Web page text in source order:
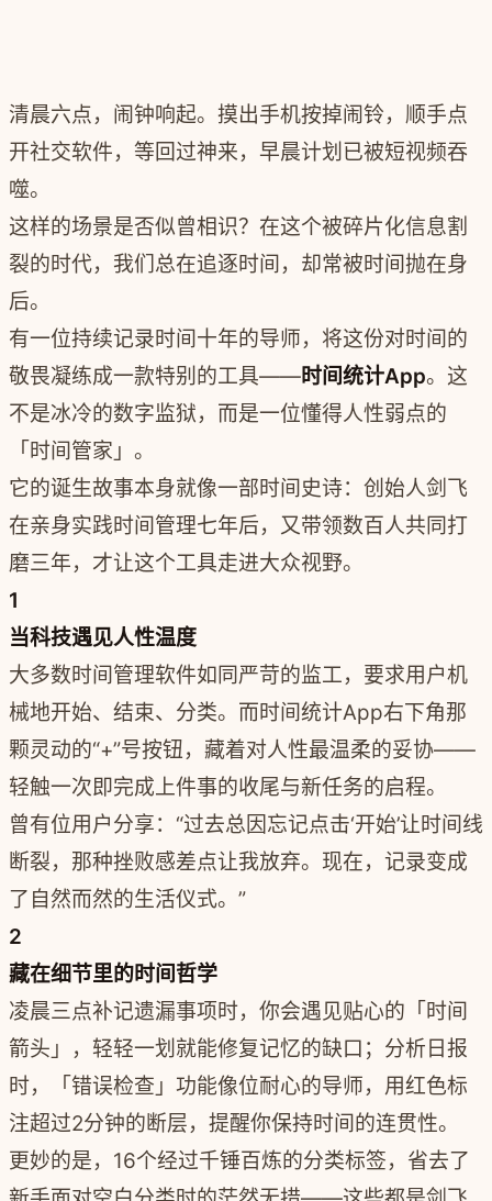
清晨六点，闹钟响起。摸出手机按掉闹铃，顺手点
开社交软件，等回过神来，早晨计划已被短视频吞
噬。
这样的场景是否似曾相识？在这个被碎片化信息割
裂的时代，我们总在追逐时间，却常被时间抛在身
后。
有一位持续记录时间十年的导师，将这份对时间的
敬畏凝练成一款特别的工具——时间统计App。这
不是冰冷的数字监狱，而是一位懂得人性弱点的
「时间管家」。
它的诞生故事本身就像一部时间史诗：创始人剑飞
在亲身实践时间管理七年后，又带领数百人共同打
磨三年，才让这个工具走进大众视野。
1
当科技遇见人性温度
大多数时间管理软件如同严苛的监工，要求用户机
械地开始、结束、分类。而时间统计App右下角那
颗灵动的“+”号按钮，藏着对人性最温柔的妥协——
轻触一次即完成上件事的收尾与新任务的启程。
曾有位用户分享：“过去总因忘记点击‘开始’让时间线
断裂，那种挫败感差点让我放弃。现在，记录变成
了自然而然的生活仪式。”
2
藏在细节里的时间哲学
凌晨三点补记遗漏事项时，你会遇见贴心的「时间
箭头」，轻轻一划就能修复记忆的缺口；分析日报
时，「错误检查」功能像位耐心的导师，用红色标
注超过2分钟的断层，提醒你保持时间的连贯性。
更妙的是，16个经过千锤百炼的分类标签，省去了